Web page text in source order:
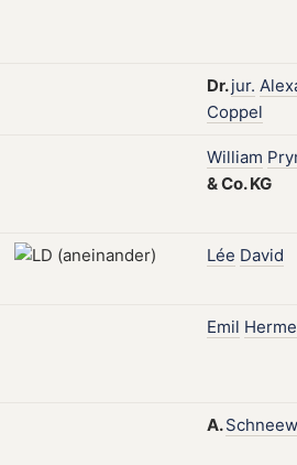
Dr.jur.
Coppel
William
&Co.KG
Lée David
Emil
A.